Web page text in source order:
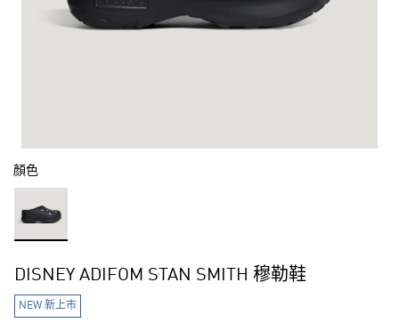
顏色
DISNEY ADIFOM STAN SMITH 穆勒鞋
NEW 新上市